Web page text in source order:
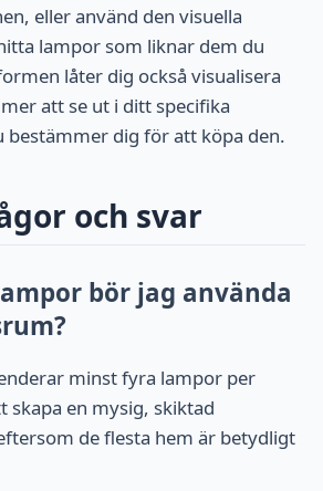
eller använd den visuella
lampor som liknar dem du
låter dig också visualisera
att se ut i ditt specifika
bestämmer dig för att köpa den.
och svar
bör jag använda
minst fyra lampor per
en mysig, skiktad
de flesta hem är betydligt